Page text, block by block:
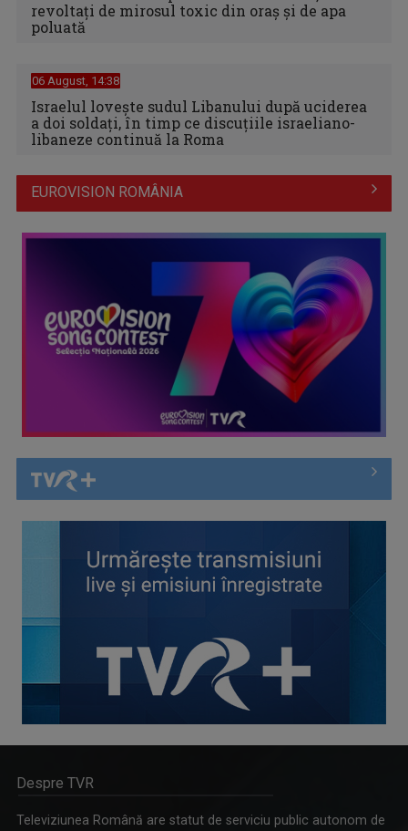
revoltați de mirosul toxic din oraș și de apa
poluată
06 August, 14:38
Israelul loveşte sudul Libanului după uciderea
a doi soldaţi, în timp ce discuţiile israeliano-
libaneze continuă la Roma
EUROVISION ROMÂNIA
Despre TVR
Televiziunea Română are statut de serviciu public autonom de